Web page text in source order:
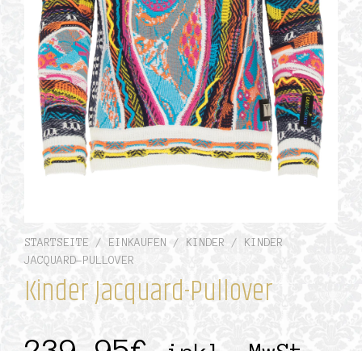
STARTSEITE / EINKAUFEN / KINDER / KINDER
JACQUARD-PULLOVER
Kinder Jacquard-Pullover